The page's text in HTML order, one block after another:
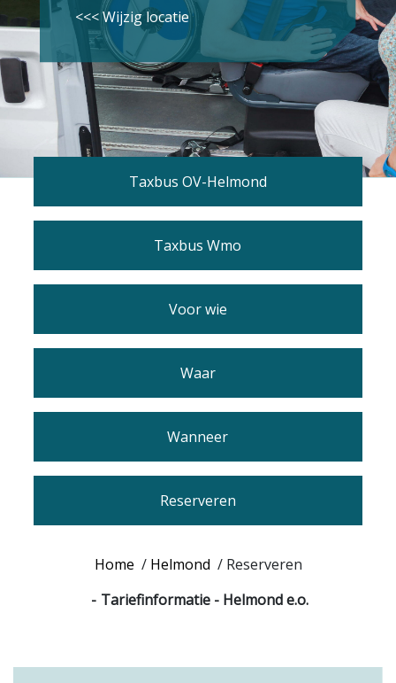
<<< Wijzig locatie
Taxbus OV-Helmond
Taxbus Wmo
Voor wie
Waar
Wanneer
Reserveren
Home / Helmond / Reserveren
Tariefinformatie - Helmond e.o.